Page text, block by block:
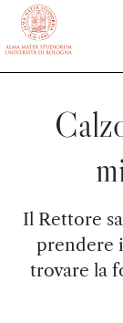
vai al contenuto
Il Rettore
prendere
trovare la